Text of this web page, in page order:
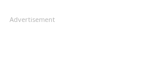
Advertisement